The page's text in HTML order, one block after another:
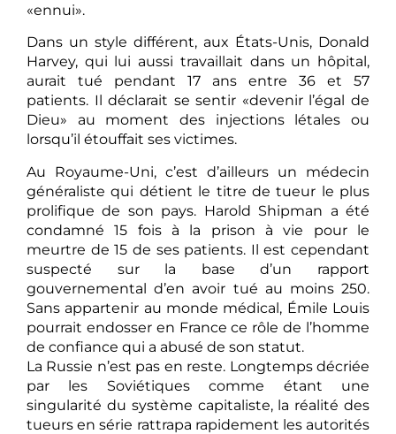
«ennui».
Dans un style différent, aux États-Unis, Donald
Harvey, qui lui aussi travaillait dans un hôpital,
aurait tué pendant 17 ans entre 36 et 57
patients. Il déclarait se sentir «devenir l’égal de
Dieu» au moment des injections létales ou
lorsqu’il étouffait ses victimes.
Au Royaume-Uni, c’est d’ailleurs un médecin
généraliste qui détient le titre de tueur le plus
prolifique de son pays. Harold Shipman a été
condamné 15 fois à la prison à vie pour le
meurtre de 15 de ses patients. Il est cependant
suspecté sur la base d’un rapport
gouvernemental d’en avoir tué au moins 250.
Sans appartenir au monde médical, Émile Louis
pourrait endosser en France ce rôle de l’homme
de confiance qui a abusé de son statut.
La Russie n’est pas en reste. Longtemps décriée
par les Soviétiques comme étant une
singularité du système capitaliste, la réalité des
tueurs en série rattrapa rapidement les autorités